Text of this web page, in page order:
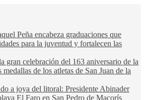
Peña encabeza graduaciones que
para la juventud y fortalecen las
gran celebración del 163 aniversario de la
de los atletas de San Juan de la
a joya del litoral: Presidente Abinader
El Faro en San Pedro de Macorís